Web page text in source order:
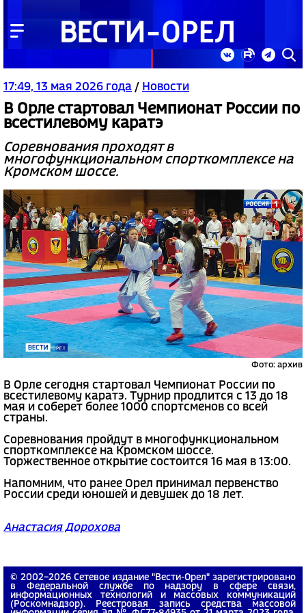
17:49, 13 мая 2026 года / Новости
В Орле стартовал Чемпионат России по
всестилевому каратэ
Соревнования проходят в
многофункциональном спорткомплексе на
Кромском шоссе.
Фото: архив
В Орле сегодня стартовал Чемпионат России по
всестилевому каратэ. Турнир продлится с 13 до 18
мая и соберет более 1000 спортсменов со всей
страны.
Соревнования пройдут в многофункциональном
спорткомплексе на Кромском шоссе.
Торжественное открытие состоится 16 мая в 13:00.
Напомним, что ранее Орел принимал первенство
России среди юношей и девушек до 18 лет.
Анастасия Дорохова
© 2002−2026 Сетевое издание "Вести-Орел" зарегистрировано
в Федеральной службе по надзору в сфере связи,
информационных технологий и массовых коммуникаций
(Роскомнадзор). Реестровая запись средства массовой